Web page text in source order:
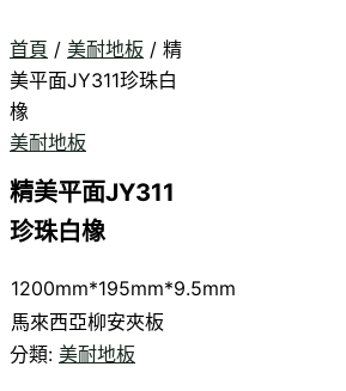
首頁 / 美耐地板 / 精
美平面JY311珍珠白
橡
美耐地板
精美平面JY311
珍珠白橡
1200mm*195mm*9.5mm
馬來西亞柳安夾板
分類: 美耐地板